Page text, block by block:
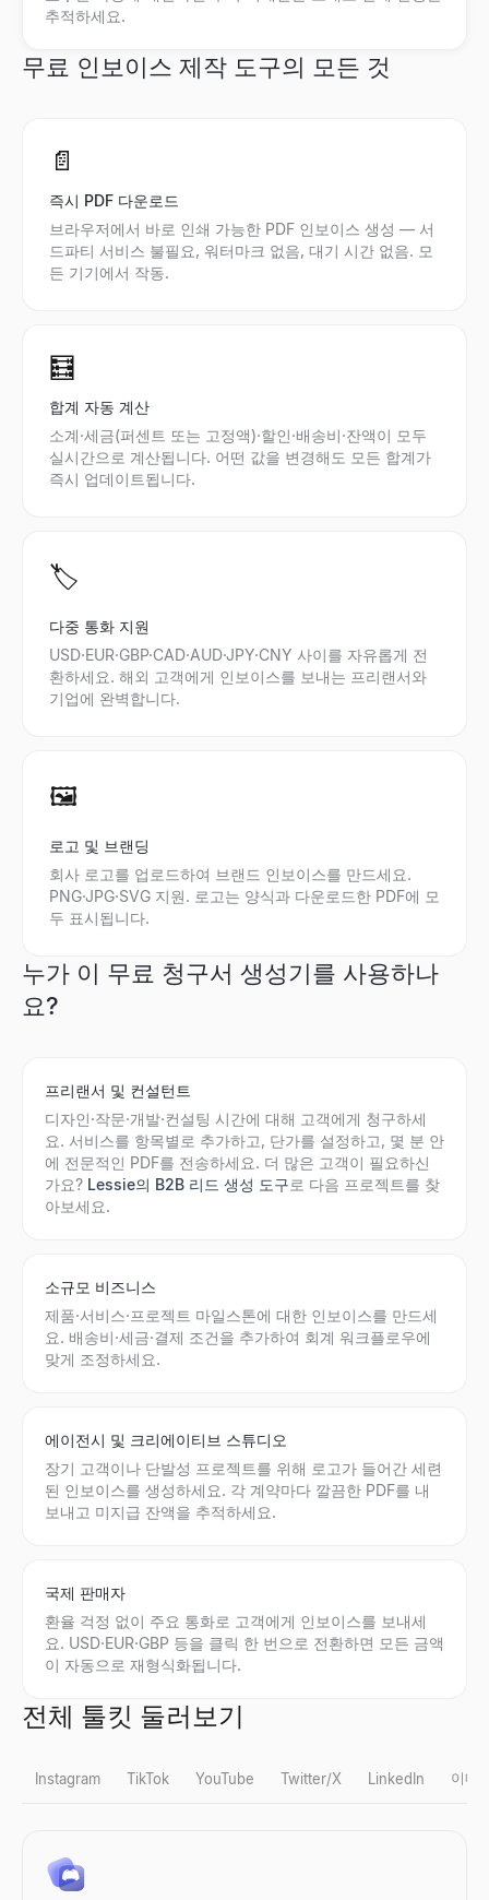
추적하세요.
무료 인보이스 제작 도구의 모든 것
📄
즉시 PDF 다운로드
브라우저에서 바로 인쇄 가능한 PDF 인보이스 생성 — 서
드파티 서비스 불필요, 워터마크 없음, 대기 시간 없음. 모
든 기기에서 작동.
🧮
합계 자동 계산
소계·세금(퍼센트 또는 고정액)·할인·배송비·잔액이 모두
실시간으로 계산됩니다. 어떤 값을 변경해도 모든 합계가
즉시 업데이트됩니다.
🏷️
다중 통화 지원
USD·EUR·GBP·CAD·AUD·JPY·CNY 사이를 자유롭게 전
환하세요. 해외 고객에게 인보이스를 보내는 프리랜서와
기업에 완벽합니다.
🖼️
로고 및 브랜딩
회사 로고를 업로드하여 브랜드 인보이스를 만드세요.
PNG·JPG·SVG 지원. 로고는 양식과 다운로드한 PDF에 모
두 표시됩니다.
누가 이 무료 청구서 생성기를 사용하나
요?
프리랜서 및 컨설턴트
디자인·작문·개발·컨설팅 시간에 대해 고객에게 청구하세
요. 서비스를 항목별로 추가하고, 단가를 설정하고, 몇 분 안
에 전문적인 PDF를 전송하세요. 더 많은 고객이 필요하신
가요? Lessie의 B2B 리드 생성 도구로 다음 프로젝트를 찾
아보세요.
소규모 비즈니스
제품·서비스·프로젝트 마일스톤에 대한 인보이스를 만드세
요. 배송비·세금·결제 조건을 추가하여 회계 워크플로우에
맞게 조정하세요.
에이전시 및 크리에이티브 스튜디오
장기 고객이나 단발성 프로젝트를 위해 로고가 들어간 세련
된 인보이스를 생성하세요. 각 계약마다 깔끔한 PDF를 내
보내고 미지급 잔액을 추적하세요.
국제 판매자
환율 걱정 없이 주요 통화로 고객에게 인보이스를 보내세
요. USD·EUR·GBP 등을 클릭 한 번으로 전환하면 모든 금액
이 자동으로 재형식화됩니다.
전체 툴킷 둘러보기
Instagram TikTok YouTube Twitter/X LinkedIn 이메